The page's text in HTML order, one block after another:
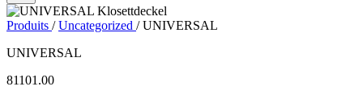
Produits / Uncategorized / UNIVERSAL
UNIVERSAL
81101.00